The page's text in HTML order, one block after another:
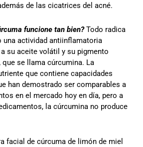
de las cicatrices del acné.
funcione tan bien?Todo radica
una actividad antiinflamatoria
su aceite volátil y su pigmento
se llama cúrcumina. La
que contiene capacidades
han demostrado ser comparables a
en el mercado hoy en día, pero a
la cúrcumina no produce
facial de cúrcuma de limón de miel